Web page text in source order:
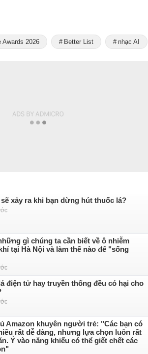
Awards 2026 Better List nhạc AI
xảy ra khi bạn dừng hút thuốc lá?
gì chúng ta cần biết về ô nhiễm
tại Hà Nội và làm thế nào để "sống
điện tử hay truyền thống đều có hại cho
Amazon khuyên người trẻ: "Các bạn có
rất dễ dàng, nhưng lựa chọn luôn rất
Ỷ vào năng khiếu có thể giết chết các